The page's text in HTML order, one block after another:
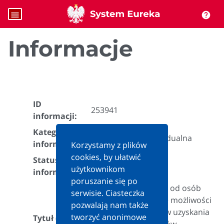
menu help
Informacje
ID
informacji:
253941
Kategoria
informacji:
Interpretacja indywidualna
Status
informacji:
Aktualna
Tytuł (teza):
Podatek dochodowy od osób
prawnych w zakresie możliwości
zaliczenia do kosztów uzyskania
Korzystamy z plików
cookies, by ułatwić
użytkownikom
poruszanie się po
serwisie. Ciasteczka
pozwalają nam także
tworzyć anonimowe